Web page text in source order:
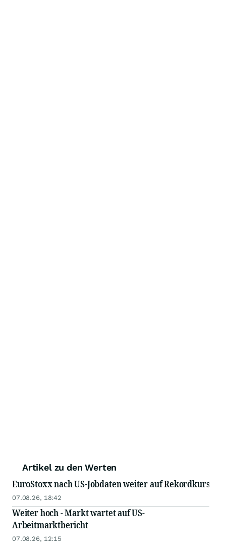
Artikel zu den Werten
EuroStoxx nach US-Jobdaten weiter auf Rekordkurs
07.08.26, 18:42
Weiter hoch - Markt wartet auf US-
Arbeitmarktbericht
07.08.26, 12:15